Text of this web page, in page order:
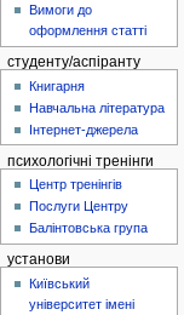
Вимоги до
оформлення статті
студенту/аспіранту
Книгарня
Навчальна література
Інтернет-джерела
психологічні тренінги
Центр тренінгів
Послуги Центру
Балінтовська група
установи
Київський
університет імені